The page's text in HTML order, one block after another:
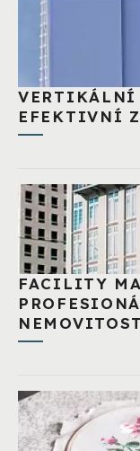
VERTIKÁLNÍ
EFEKTIVNÍ
FACILITY